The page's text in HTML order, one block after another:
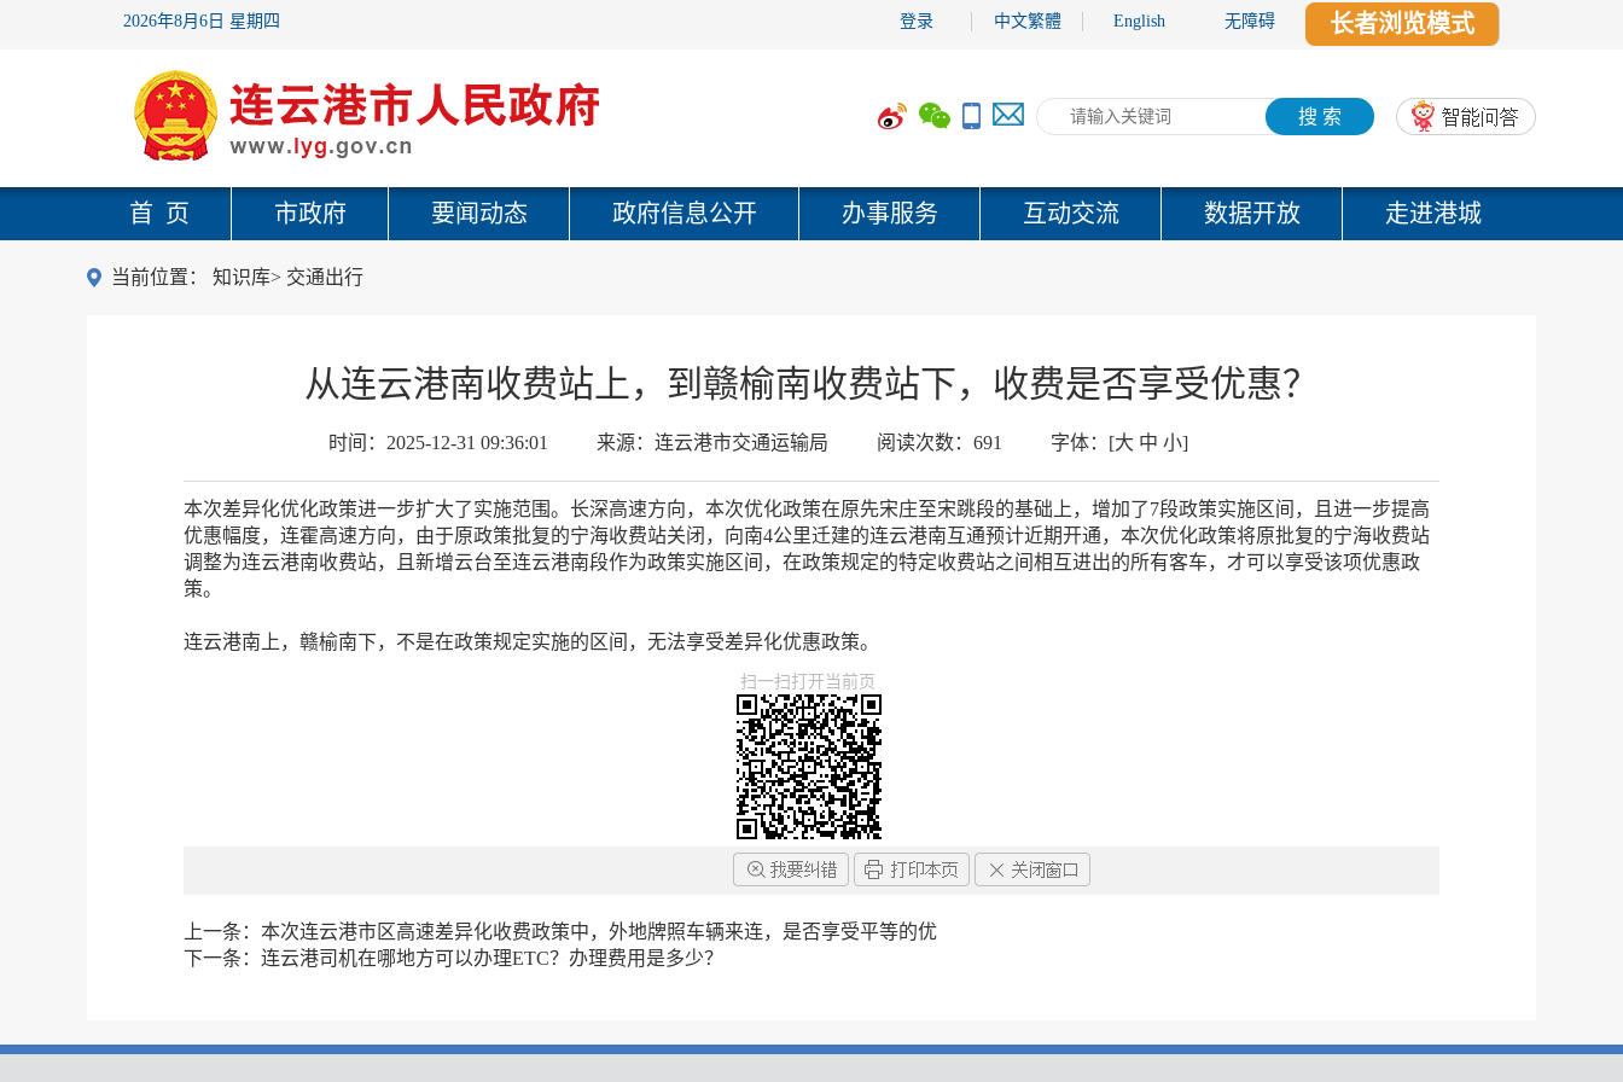
2026年8月6日 星期四 登录 中文繁體 English 无障碍 长者浏览模式
搜 索
首 页 市政府 要闻动态 政府信息公开 办事服务 互动交流 数据开放 走进港城
当前位置： 知识库> 交通出行
从连云港南收费站上，到赣榆南收费站下，收费是否享受优惠？
时间： 2025-12-31 09:36:01 来源： 连云港市交通运输局 阅读次数： 691 字体： [大 中 小]
本次差异化优化政策进一步扩大了实施范围。长深高速方向，本次优化政策在原先宋庄至宋跳段的基础上，增加了7段政策实施区间，且进一步提高
优惠幅度，连霍高速方向，由于原政策批复的宁海收费站关闭，向南4公里迁建的连云港南互通预计近期开通，本次优化政策将原批复的宁海收费站
调整为连云港南收费站，且新增云台至连云港南段作为政策实施区间，在政策规定的特定收费站之间相互进出的所有客车，才可以享受该项优惠政
策。
连云港南上，赣榆南下，不是在政策规定实施的区间，无法享受差异化优惠政策。
扫一扫打开当前页
上一条： 本次连云港市区高速差异化收费政策中，外地牌照车辆来连，是否享受平等的优
下一条： 连云港司机在哪地方可以办理ETC？办理费用是多少？